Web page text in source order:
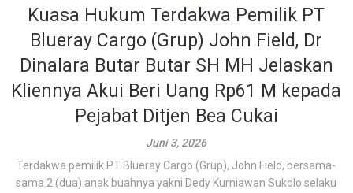
Kuasa Hukum Terdakwa Pemilik PT
Blueray Cargo (Grup) John Field, Dr
Dinalara Butar Butar SH MH Jelaskan
Kliennya Akui Beri Uang Rp61 M kepada
Pejabat Ditjen Bea Cukai
Juni 3, 2026
Terdakwa pemilik PT Blueray Cargo (Grup), John Field, bersama-
sama 2 (dua) anak buahnya yakni Dedy Kurniawan Sukolo selaku